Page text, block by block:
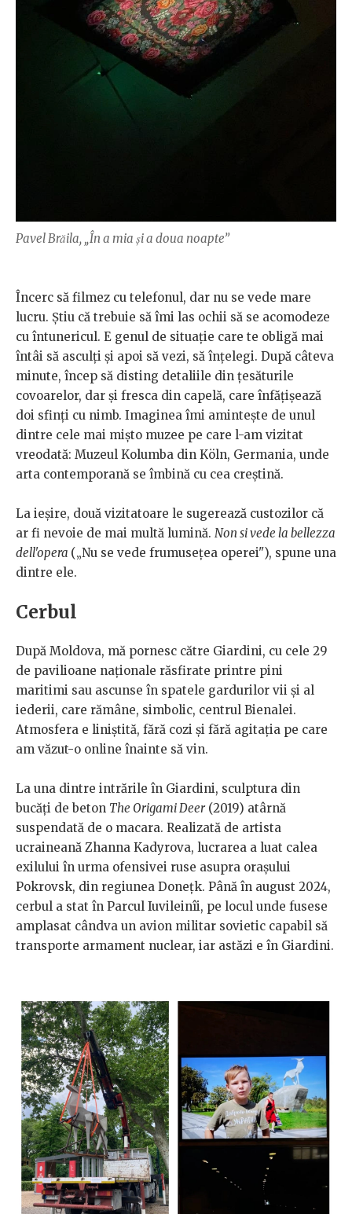
Pavel Brăila, „În a mia și a doua noapte”
Încerc să filmez cu telefonul, dar nu se vede mare
lucru. Știu că trebuie să îmi las ochii să se acomodeze
cu întunericul. E genul de situație care te obligă mai
întâi să asculți și apoi să vezi, să înțelegi. După câteva
minute, încep să disting detaliile din țesăturile
covoarelor, dar și fresca din capelă, care înfățișează
doi sfinți cu nimb. Imaginea îmi amintește de unul
dintre cele mai mișto muzee pe care l-am vizitat
vreodată: Muzeul Kolumba din Köln, Germania, unde
arta contemporană se îmbină cu cea creștină.
La ieșire, două vizitatoare le sugerează custozilor că
ar fi nevoie de mai multă lumină. Non si vede la bellezza
dell'opera („Nu se vede frumusețea operei"), spune una
dintre ele.
Cerbul
După Moldova, mă pornesc către Giardini, cu cele 29
de pavilioane naționale răsfirate printre pini
maritimi sau ascunse în spatele gardurilor vii și al
iederii, care rămâne, simbolic, centrul Bienalei.
Atmosfera e liniștită, fără cozi și fără agitația pe care
am văzut-o online înainte să vin.
La una dintre intrările în Giardini, sculptura din
bucăți de beton The Origami Deer(2019) atârnă
suspendată de o macara. Realizată de artista
ucraineană Zhanna Kadyrova, lucrarea a luat calea
exilului în urma ofensivei ruse asupra orașului
Pokrovsk, din regiunea Donețk. Până în august 2024,
cerbul a stat în Parcul Iuvileinîi, pe locul unde fusese
amplasat cândva un avion militar sovietic capabil să
transporte armament nuclear, iar astăzi e în Giardini.